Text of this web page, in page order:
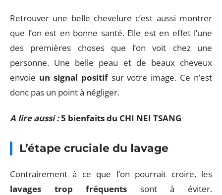
Retrouver une belle chevelure c’est aussi montrer
que l’on est en bonne santé. Elle est en effet l’une
des premières choses que l’on voit chez une
personne. Une belle peau et de beaux cheveux
envoie un signal positifsur votre image. Ce n’est
donc pas un point à négliger.
A lire aussi :5 bienfaits du CHI NEI TSANG
L’étape cruciale du lavage
Contrairement à ce que l’on pourrait croire, les
lavages trop fréquents sont à éviter.